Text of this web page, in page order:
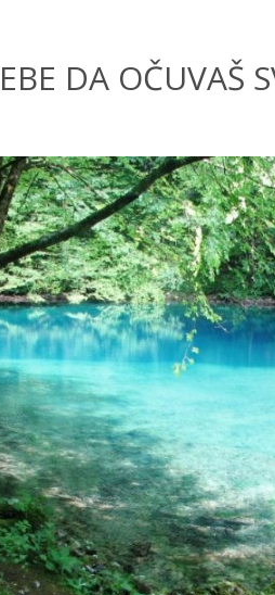
DA OČUVAŠ